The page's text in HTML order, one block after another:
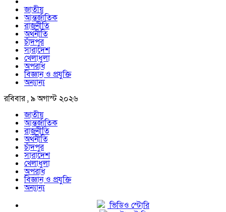
জাতীয়
আন্তর্জাতিক
রাজনীতি
অর্থনীতি
চাঁদপুর
সারাদেশ
খেলাধুলা
অপরাধ
বিজ্ঞান ও প্রযুক্তি
অন্যান্য
রবিবার , ৯ অগাস্ট ২০২৬
জাতীয়
আন্তর্জাতিক
রাজনীতি
অর্থনীতি
চাঁদপুর
সারাদেশ
খেলাধুলা
অপরাধ
বিজ্ঞান ও প্রযুক্তি
অন্যান্য
ভিডিও স্টোরি